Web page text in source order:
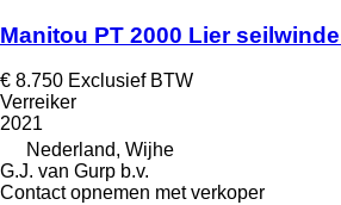
Manitou PT 2000 Lier
€ 8.750 Exclusief BTW
Verreiker
2021
Nederland, Wijhe
G.J. van Gurp b.v.
Contact opnemen met verkoper